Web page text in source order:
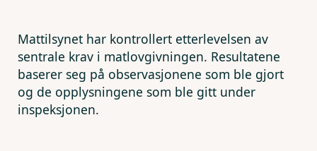
Mattilsynet har kontrollert etterlevelsen av
sentrale krav i matlovgivningen. Resultatene
baserer seg på observasjonene som ble gjort
og de opplysningene som ble gitt under
inspeksjonen.